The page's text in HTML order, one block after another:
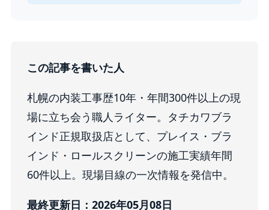
この記事を書いた人
札幌の内装工事歴10年・年間300件以上の現
場に立ち会う職人ライター。タチカワブラ
インド正規取扱店として、プレイス・ブラ
インド・ロールスクリーンの施工実績年間
60件以上。現場目線の一次情報を発信中。
最終更新日：2026年05月08日